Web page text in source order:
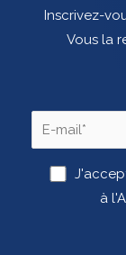
Inscrivez-
Vous la
à